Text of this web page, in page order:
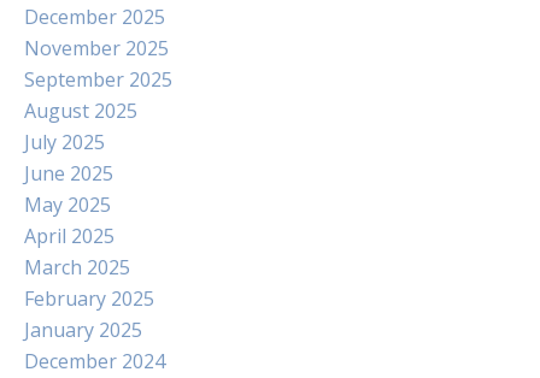
December 2025
November 2025
September 2025
August 2025
July 2025
June 2025
May 2025
April 2025
March 2025
February 2025
January 2025
December 2024